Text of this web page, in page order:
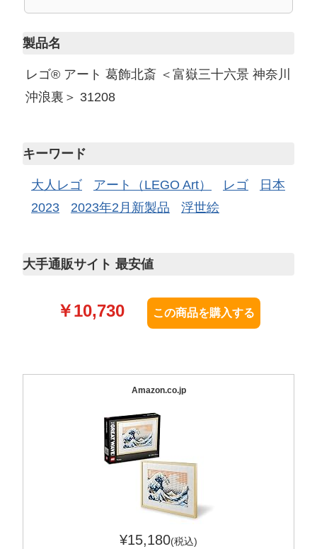
製品名
レゴ® アート 葛飾北斎 ＜富嶽三十六景 神奈川
沖浪裏＞ 31208
キーワード
大人レゴ アート（LEGO Art） レゴ
日本
2023
2023年2月新製品 浮世絵
大手通販サイト 最安値
￥10,730
Amazon.co.jp
¥15,180(税込)